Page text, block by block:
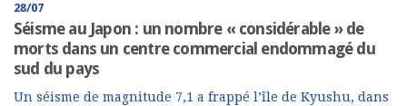
28/07
Séisme au Japon : un nombre « considérable » de
morts dans un centre commercial endommagé du
sud du pays
Un séisme de magnitude 7,1 a frappé l’île de Kyushu, dans